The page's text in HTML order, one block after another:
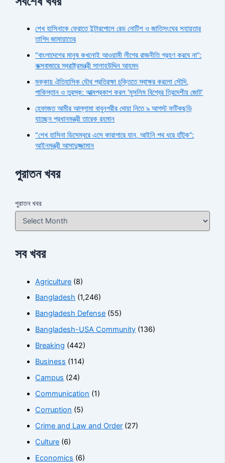
শেখ হাসিনাকে ফেরাতে ইন্টারপোলে রেড নোটিশ ও জাতিসংঘের সহায়তার
তাগিদ জামায়াতের
“বাংলাদেশের মানুষ কখনোই আওয়ামী লীগের রাজনীতি গ্রহণ করবে না”:
কক্সবাজারে স্বরাষ্ট্রমন্ত্রী সালাহউদ্দিন আহমদ
মক্কায় ঐতিহাসিক যৌথ প্রতিরক্ষা চুক্তিতে স্বাক্ষর করলো সৌদি,
পাকিস্তান ও তুরস্ক: আত্মপ্রকাশ করল ‘মুসলিম বিশ্বের ত্রিদেশীয় জোট’
হেফাজত আমীর আল্লামা বাবুনগরীর দোয়া নিতে ৯ আগস্ট ফটিকছড়ি
যাচ্ছেন প্রধানমন্ত্রী তারেক রহমান
“শেখ হাসিনা ডিসেম্বরে এসে কারাগারে যান, আইনি পথ ধরে হাঁটুক”:
আইনমন্ত্রী আসাদুজ্জামান
পুরাতন খবর
পুরাতন খবর
সব খবর
Agriculture (8)
Bangladesh (1,246)
Bangladesh Defense (55)
Bangladesh-USA Community (136)
Breaking (442)
Business (114)
Campus (24)
Communication (1)
Corruption (5)
Crime and Law and Order (27)
Culture (6)
Economics (6)